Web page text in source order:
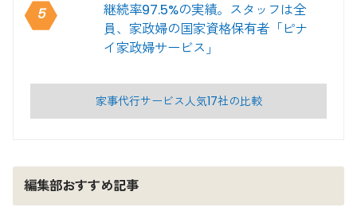
5
継続率97.5%の実績。スタッフは全
員、家政婦の国家資格保有者「ピナ
イ家政婦サービス」
家事代行サービス人気17社の比較
編集部おすすめ記事